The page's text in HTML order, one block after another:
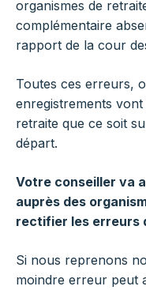
organismes de
complémentaire
rapport de la cour
Toutes ces erreurs,
enregistrements
retraite que ce soit
départ.
Votre conseiller va
auprès des
rectifier les erreurs
Si nous reprenons
moindre erreur peut